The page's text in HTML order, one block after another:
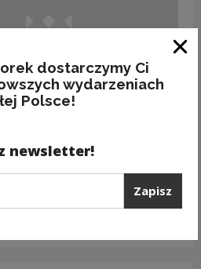
KULTURY
false false
Kamieński Dom
wziął udział w Programie
dostarczymy Ci
wydarzeniach
Polsce!
newsletter!
Zapisz